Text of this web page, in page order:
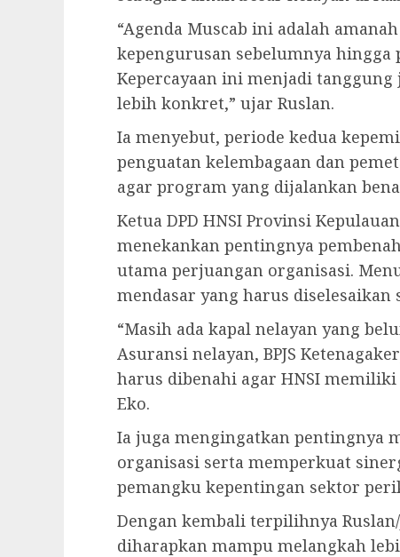
“Agenda Muscab ini adalah
kepengurusan sebelumnya hingga
Kepercayaan ini menjadi
lebih konkret,” ujar Ruslan.
Ia menyebut, periode kedua
penguatan kelembagaan dan
agar program yang dijalankan
Ketua DPD HNSI Provinsi
menekankan pentingnya
utama perjuangan organisasi.
mendasar yang harus
“Masih ada kapal nelayan yang
Asuransi nelayan, BPJS
harus dibenahi agar HNSI memiliki
Eko.
Ia juga mengingatkan pentingnya
organisasi serta memperkuat
pemangku kepentingan sektor
Dengan kembali terpilihnya
diharapkan mampu melangkah